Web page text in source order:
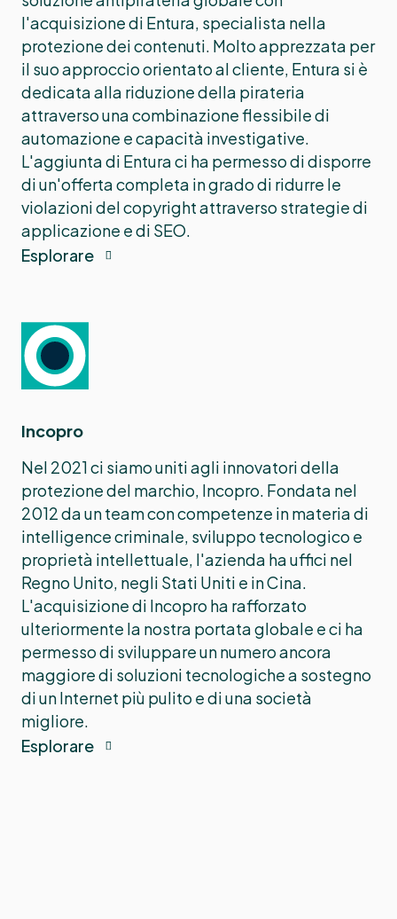
l'acquisizione di Entura, specialista nella
protezione dei contenuti. Molto apprezzata per
il suo approccio orientato al cliente, Entura si è
dedicata alla riduzione della pirateria
attraverso una combinazione flessibile di
automazione e capacità investigative.
L'aggiunta di Entura ci ha permesso di disporre
di un'offerta completa in grado di ridurre le
violazioni del copyright attraverso strategie di
applicazione e di SEO.
Esplorare
Incopro
Nel 2021 ci siamo uniti agli innovatori della
protezione del marchio, Incopro. Fondata nel
2012 da un team con competenze in materia di
intelligence criminale, sviluppo tecnologico e
proprietà intellettuale, l'azienda ha uffici nel
Regno Unito, negli Stati Uniti e in Cina.
L'acquisizione di Incopro ha rafforzato
ulteriormente la nostra portata globale e ci ha
permesso di sviluppare un numero ancora
maggiore di soluzioni tecnologiche a sostegno
di un Internet più pulito e di una società
migliore.
Esplorare